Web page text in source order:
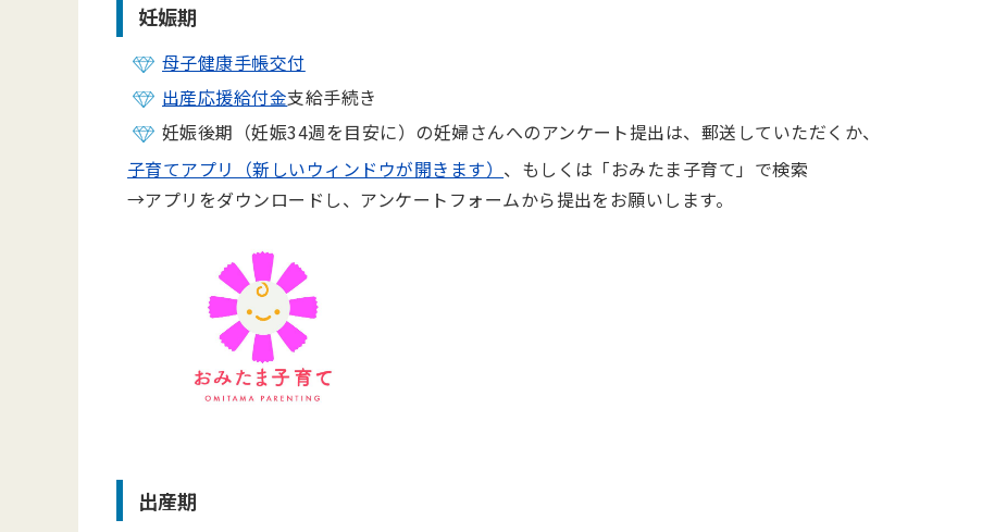
妊娠期
母子健康手帳交付
出産応援給付金支給手続き
妊娠後期（妊娠34週を目安に）の妊婦さんへのアンケート提出は、 郵送していただくか、
子育てアプリ（新しいウィンドウが開きます） 、もしくは「おみたま子育て」で検索
→アプリをダウンロードし、アンケートフォームから提出をお願いします。
出産期